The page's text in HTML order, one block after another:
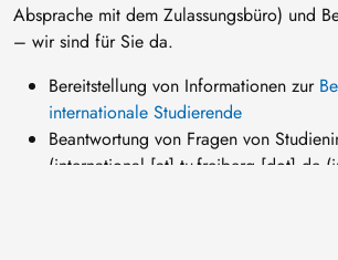
Absprache mit dem Zulassungsbüro) und
– wir sind für Sie da.
Bereitstellung von Informationen zur
internationale Studierende
Beantwortung von Fragen von
(international [at] tu-freiberg [dot] de